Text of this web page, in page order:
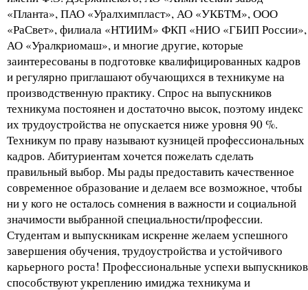
«Планта», ПАО «Уралхимпласт», АО «УКБТМ», ООО
«РаСвет», филиала «НТИИМ» ФКП «НИО «ГБИП России»,
АО «Уралкриомаш», и многие другие, которые
заинтересованы в подготовке квалифицированных кадров
и регулярно приглашают обучающихся в техникуме на
производственную практику. Спрос на выпускников
техникума постоянен и достаточно высок, поэтому индекс
их трудоустройства не опускается ниже уровня 90 %.
Техникум по праву называют кузницей профессиональных
кадров. Абитуриентам хочется пожелать сделать
правильный выбор. Мы рады предоставить качественное
современное образование и делаем все возможное, чтобы
ни у кого не осталось сомнения в важности и социальной
значимости выбранной специальности/профессии.
Студентам и выпускникам искренне желаем успешного
завершения обучения, трудоустройства и устойчивого
карьерного роста! Профессиональные успехи выпускников
способствуют укреплению имиджа техникума и